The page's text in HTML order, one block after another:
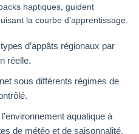
haptiques, guident
la courbe d’apprentissage.
d’appâts régionaux par
réelle.
sous différents régimes de
aquatique à
de météo et de saisonnalité.